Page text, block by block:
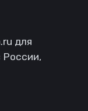
для
России,